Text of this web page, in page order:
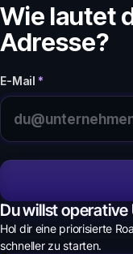
Wie lautet
Adresse?
E-Mail *
Du willst
Hol dir eine priorisierte
schneller zu starten.